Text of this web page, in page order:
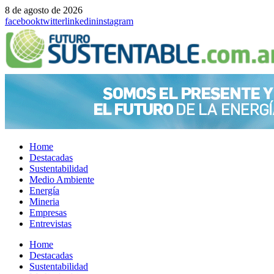
8 de agosto de 2026
facebooktwitterlinkedininstagram
Home
Destacadas
Sustentabilidad
Medio Ambiente
Energía
Mineria
Empresas
Entrevistas
Menu
Home
Destacadas
Sustentabilidad